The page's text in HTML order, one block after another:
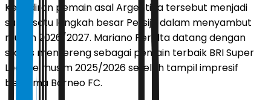
Kehadiran pemain asal Argentina tersebut menjadi
salah satu langkah besar Persija dalam menyambut
musim 2026/2027. Mariano Peralta datang dengan
status mentereng sebagai pemain terbaik BRI Super
League musim 2025/2026 setelah tampil impresif
bersama Borneo FC.